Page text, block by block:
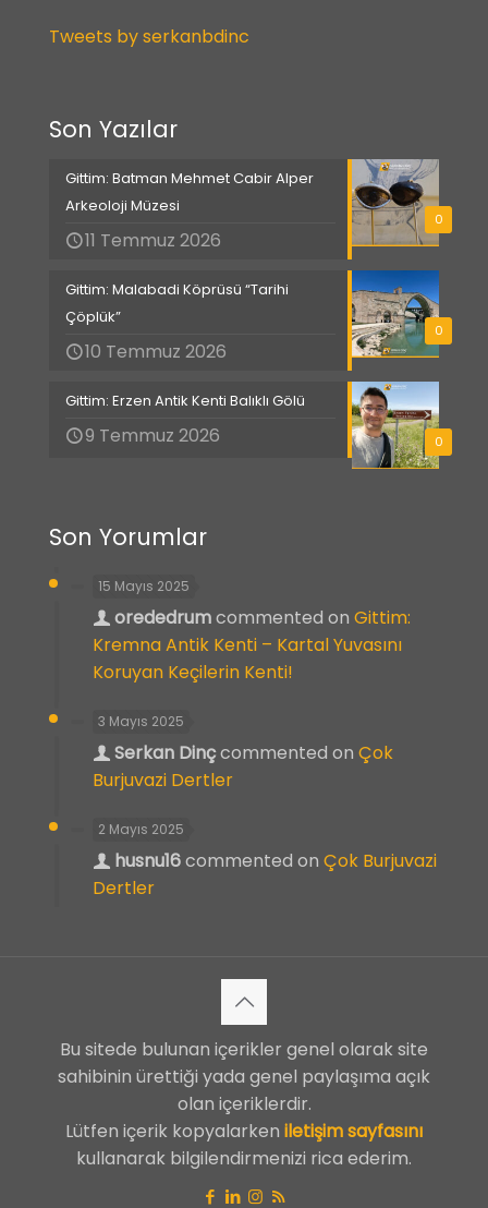
Tweets by serkanbdinc
Son Yazılar
0
Gittim: Batman Mehmet Cabir Alper
Arkeoloji Müzesi
11 Temmuz 2026
0
Gittim: Malabadi Köprüsü “Tarihi
Çöplük”
10 Temmuz 2026
0
Gittim: Erzen Antik Kenti Balıklı Gölü
9 Temmuz 2026
Son Yorumlar
15 Mayıs 2025
orededrumcommented on Gittim:
Kremna Antik Kenti – Kartal Yuvasını
Koruyan Keçilerin Kenti!
3 Mayıs 2025
Serkan Dinçcommented on Çok
Burjuvazi Dertler
2 Mayıs 2025
husnu16commented on Çok Burjuvazi
Dertler
Bu sitede bulunan içerikler genel olarak site
sahibinin ürettiği yada genel paylaşıma açık
olan içeriklerdir.
Lütfen içerik kopyalarken iletişim sayfasını
kullanarak bilgilendirmenizi rica ederim.